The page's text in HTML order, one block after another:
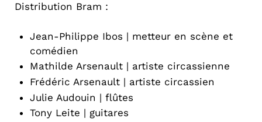
Distribution Bram :
Jean-Philippe Ibos | metteur en scène et
comédien
Mathilde Arsenault | artiste circassienne
Frédéric Arsenault | artiste circassien
Julie Audouin | flûtes
Tony Leite | guitares